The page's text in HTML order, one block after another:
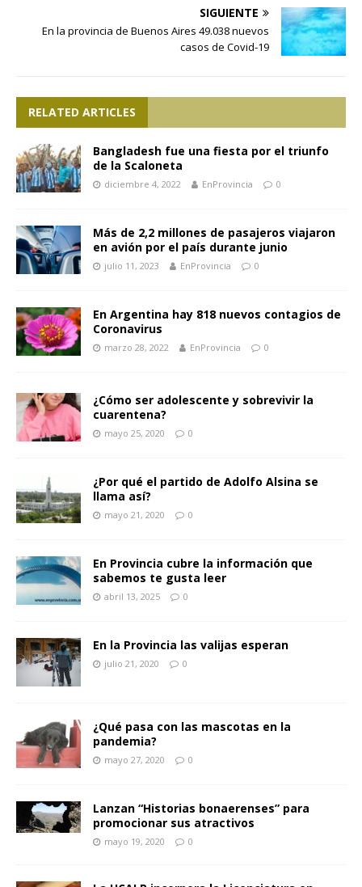
SIGUIENTE
En la provincia de Buenos Aires 49.038 nuevos
casos de Covid-19
RELATED ARTICLES
Bangladesh fue una fiesta por el triunfo
de la Scaloneta
diciembre 4, 2022 EnProvincia 0
Más de 2,2 millones de pasajeros viajaron
en avión por el país durante junio
julio 11, 2023 EnProvincia 0
En Argentina hay 818 nuevos contagios de
Coronavirus
marzo 28, 2022 EnProvincia 0
¿Cómo ser adolescente y sobrevivir la
cuarentena?
mayo 25, 2020 0
¿Por qué el partido de Adolfo Alsina se
llama así?
mayo 21, 2020 0
En Provincia cubre la información que
sabemos te gusta leer
abril 13, 2025 0
En la Provincia las valijas esperan
julio 21, 2020 0
¿Qué pasa con las mascotas en la
pandemia?
mayo 27, 2020 0
Lanzan “Historias bonaerenses” para
promocionar sus atractivos
mayo 19, 2020 0